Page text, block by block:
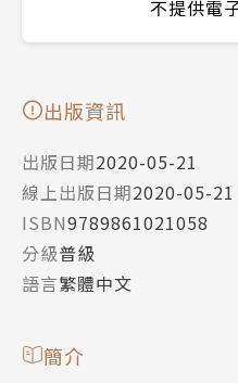
不提供電
出版資訊
出版日期2020-05-21
線上出版日期2020-05-21
ISBN9789861021058
分級普級
語言繁體中文
簡介